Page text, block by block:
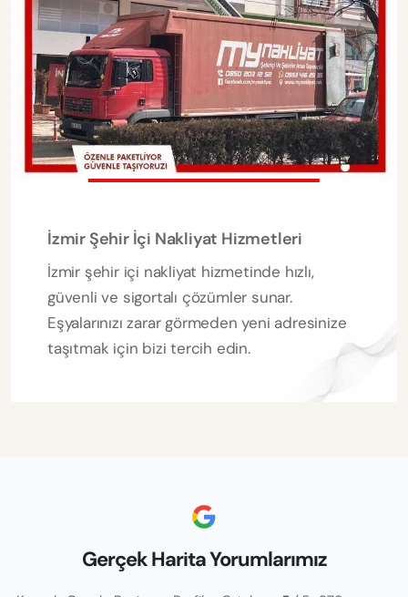
İzmir Şehir İçi Nakliyat Hizmetleri
İzmir şehir içi nakliyat hizmetinde hızlı,
güvenli ve sigortalı çözümler sunar.
Eşyalarınızı zarar görmeden yeni adresinize
taşıtmak için bizi tercih edin.
Gerçek Harita Yorumlarımız